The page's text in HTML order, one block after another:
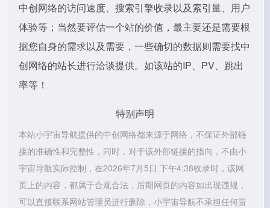
中创网络的访问速度、搜索引擎收录以及索引量、用户
体验等；当然要评估一个站的价值，最主要还是需要根
据您自身的需求以及需要，一些确切的数据则需要找中
创网络的站长进行洽谈提供。如该站的IP、PV、跳出
率等！
特别声明
本站小宇宙导航提供的中创网络都来源于网络，不保证外部链
接的准确性和完整性，同时，对于该外部链接的指向，不由小
宇宙导航实际控制，在2026年7月5日 下午4:38收录时，该网
页上的内容，都属于合规合法，后期网页的内容如出现违规，
可以直接联系网站管理员进行删除，小宇宙导航不承担任何责